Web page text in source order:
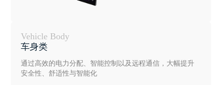
Vehicle Body
车身类
通过高效的电力分配、智能控制以及远程通信，大幅提升
安全性、舒适性与智能化